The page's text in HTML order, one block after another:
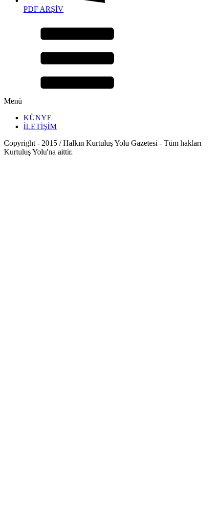
PDF ARŞİV
Menü
KÜNYE
İLETİŞİM
Copyright - 2015 / Halkın Kurtuluş Yolu Gazetesi - Tüm hakları
Kurtuluş Yolu'na aittir.